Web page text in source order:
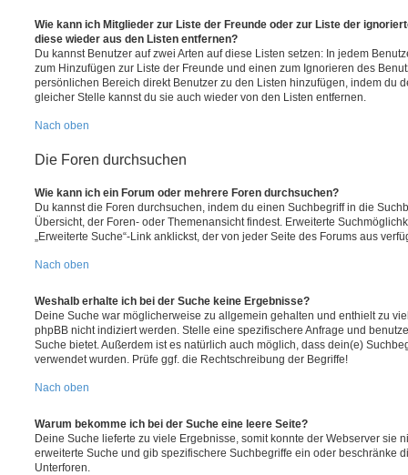
Wie kann ich Mitglieder zur Liste der Freunde oder zur Liste der
diese wieder aus den Listen entfernen?
Du kannst Benutzer auf zwei Arten auf diese Listen setzen: In jedem
zum Hinzufügen zur Liste der Freunde und einen zum Ignorieren des
persönlichen Bereich direkt Benutzer zu den Listen hinzufügen, indem du
gleicher Stelle kannst du sie auch wieder von den Listen entfernen.
Nach oben
Die Foren durchsuchen
Wie kann ich ein Forum oder mehrere Foren durchsuchen?
Du kannst die Foren durchsuchen, indem du einen Suchbegriff in die
Übersicht, der Foren- oder Themenansicht findest. Erweiterte
„Erweiterte Suche“-Link anklickst, der von jeder Seite des Forums aus
Nach oben
Weshalb erhalte ich bei der Suche keine Ergebnisse?
Deine Suche war möglicherweise zu allgemein gehalten und enthielt zu
phpBB nicht indiziert werden. Stelle eine spezifischere Anfrage und
Suche bietet. Außerdem ist es natürlich auch möglich, dass dein(e)
verwendet wurden. Prüfe ggf. die Rechtschreibung der Begriffe!
Nach oben
Warum bekomme ich bei der Suche eine leere Seite?
Deine Suche lieferte zu viele Ergebnisse, somit konnte der Webserver sie
erweiterte Suche und gib spezifischere Suchbegriffe ein oder beschränke
Unterforen.